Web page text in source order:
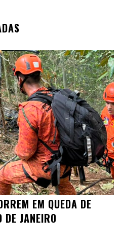
EM QUEDA DE
DE JANEIRO